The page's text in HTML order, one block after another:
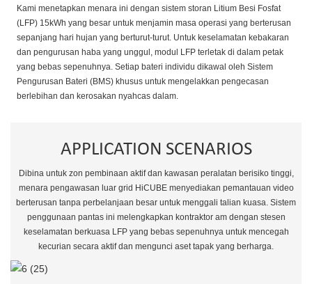
Kami menetapkan menara ini dengan sistem storan Litium Besi Fosfat
(LFP) 15kWh yang besar untuk menjamin masa operasi yang berterusan
sepanjang hari hujan yang berturut-turut. Untuk keselamatan kebakaran
dan pengurusan haba yang unggul, modul LFP terletak di dalam petak
yang bebas sepenuhnya. Setiap bateri individu dikawal oleh Sistem
Pengurusan Bateri (BMS) khusus untuk mengelakkan pengecasan
berlebihan dan kerosakan nyahcas dalam.
APPLICATION SCENARIOS
Dibina untuk zon pembinaan aktif dan kawasan peralatan berisiko tinggi,
menara pengawasan luar grid HiCUBE menyediakan pemantauan video
berterusan tanpa perbelanjaan besar untuk menggali talian kuasa. Sistem
penggunaan pantas ini melengkapkan kontraktor am dengan stesen
keselamatan berkuasa LFP yang bebas sepenuhnya untuk mencegah
kecurian secara aktif dan mengunci aset tapak yang berharga.